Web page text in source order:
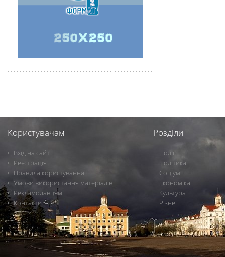
Користувачам
Вхід на сайт
Реєстрація
Правила користування
Умови використання матеріалів
Рекламодавцям
Контакти
Розділи
Події
Політика
Соціум
Економіка
Культура
Різне